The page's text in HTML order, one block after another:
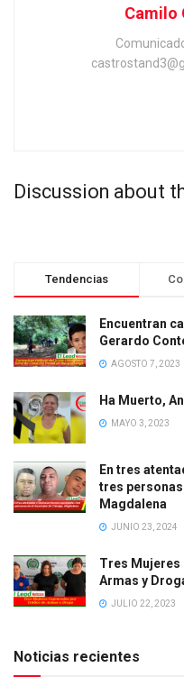
Camilo
Discussion about
Tendencias
Encuentran
Gerardo
AGOSTO 7, 2023
Ha Muerto,
MAYO 3, 2023
En tres
tres
Magdalena
JUNIO 23, 2024
Tres Mujeres
Armas y
JULIO 22, 2023
Noticias recientes